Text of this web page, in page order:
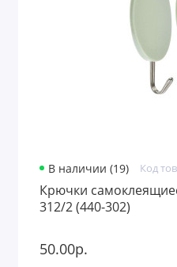
В наличии (19) Код
Крючки
312/2 (440-302)
50.00р.